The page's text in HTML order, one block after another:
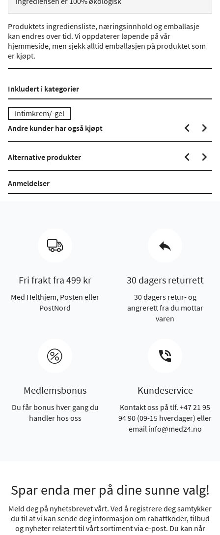
Produktets ingrediensliste, næringsinnhold og emballasje
kan endres over tid. Vi oppdaterer løpende på vår
hjemmeside, men sjekk alltid emballasjen på produktet som
er kjøpt.
Inkludert i kategorier
Intimkrem/-gel
Andre kunder har også kjøpt
Alternative produkter
Anmeldelser
Fri frakt fra 499 kr
Med Helthjem, Posten eller
PostNord
30 dagers returrett
30 dagers retur- og
angrerett fra du mottar
varen
Medlemsbonus
Du får bonus hver gang du
handler hos oss
Kundeservice
Kontakt oss på tlf. +47 21 95
94 90 (09-15 hverdager) eller
email info@med24.no
Spar enda mer på dine sunne valg!
Meld deg på nyhetsbrevet vårt. Ved å registrere deg samtykker
du til at vi kan sende deg informasjon om rabattkoder, tilbud
og nyheter relatert til vårt sortiment via e-post. Du kan når